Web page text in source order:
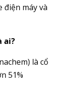
điện máy và
ai?
là cổ
51%